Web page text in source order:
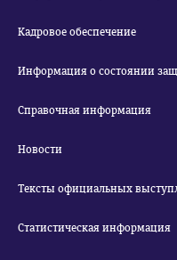
Кадровое обеспечение
Информация о состоянии
Справочная информация
Новости
Тексты официальных
Статистическая информация